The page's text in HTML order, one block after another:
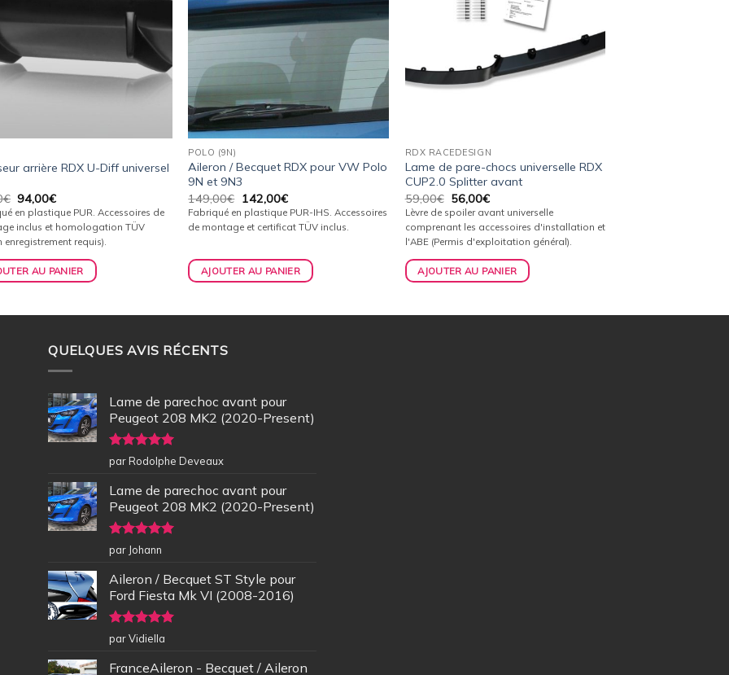
arrière RDX U-Diff universel
€ Le
prix
initial
était :
99,00€.
94,00€Le
prix
actuel
est :
94,00€.
en plastique PUR. Accessoires de
inclus et homologation TÜV
enregistrement requis).
AU PANIER
POLO (9N)
Aileron / Becquet RDX pour VW Polo
9N et 9N3
149,00€ Le
prix
initial
était :
142,00€Le
prix
actuel
est :
Fabriqué en plastique PUR-IHS. Accessoires
de montage et certificat TÜV inclus.
AJOUTER AU PANIER
RDX RACEDESIGN
Lame de pare-chocs universelle RDX
CUP2.0 Splitter avant
59,00€ Le
prix
initial
était :
59,00€.
56,00€Le
prix
actuel
est :
56,00€.
Lèvre de spoiler avant universelle
comprenant les accessoires d'installation et
l'ABE (Permis d'exploitation général).
AJOUTER AU PANIER
QUELQUES AVIS RÉCENTS
Lame de parechoc avant pour
Peugeot 208 MK2 (2020-Present)
Note5sur
5
par Rodolphe Deveaux
Lame de parechoc avant pour
Peugeot 208 MK2 (2020-Present)
Note5sur
5
par Johann
Aileron / Becquet ST Style pour
Ford Fiesta Mk VI (2008-2016)
Note5sur
5
par Vidiella
FranceAileron - Becquet / Aileron